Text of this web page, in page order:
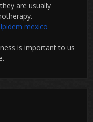
are usually
mexico
is important to us